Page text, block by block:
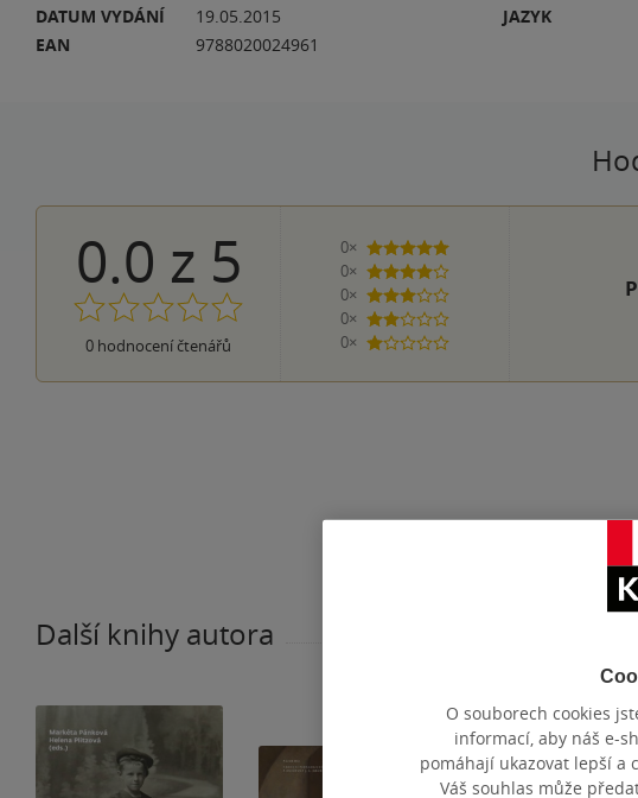
DATUM VYDÁNÍ
19.05.2015
EAN
9788020024961
JAZYK
0.0 z 5
0 hodnocení čtenářů
0×
5 hvězdiček
0×
4 hvězdičky
0×
3 hvězdičky
0×
2 hvězdičky
0×
1 hvezdička
Další knihy autora
O souborech cookies
informací, aby náš e-
pomáhají ukazovat lepší a
Váš souhlas může